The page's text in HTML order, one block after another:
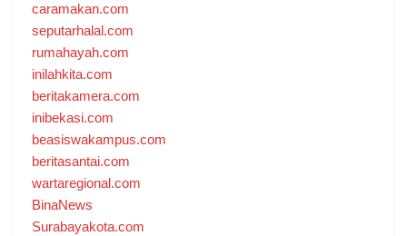
caramakan.com
seputarhalal.com
rumahayah.com
inilahkita.com
beritakamera.com
inibekasi.com
beasiswakampus.com
beritasantai.com
wartaregional.com
BinaNews
Surabayakota.com